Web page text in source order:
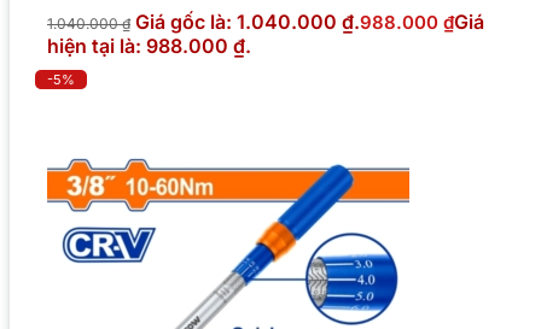
1.040.000₫ Giá gốc là: 1.040.000 ₫.988.000 ₫Giá
hiện tại là: 988.000 ₫.
-5%